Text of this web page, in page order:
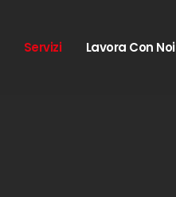
Servizi Lavora Con Noi